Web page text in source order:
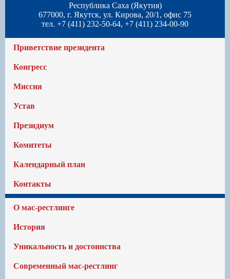
Республика Саха (Якутия)
677000, г. Якутск, ул. Кирова, 20/1, офис 75
тел. +7 (411) 232-50-64, +7 (411) 234-00-90
Приветствие президента
Конгресс
Миссия
Устав
Президиум
Комитеты
Календарный план
Контакты
О мас-рестлинге
История
Уникальность и достоинства
Современный мас-рестлинг